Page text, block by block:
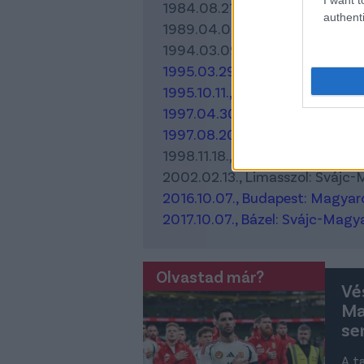
1984.08.21., Budapest:
1989.04.04., Budapest:
1994.03.09., Budapest:
1995.03.29., Budapest:
1995.10.11., Zürich: Svájc-
1997.04.30., Zürich: Svájc-
1997.08.20., Budapest:
1998.11.18., Budapest:
2002.02.13., Limasszol: Svájc-
2016.10.07., Budapest:
2017.10.07., Bázel: Svájc-
Olvastad már?
A